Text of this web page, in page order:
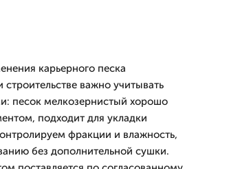
карьерного песка
важно учитывать
песок мелкозернистый хорошо
подходит для укладки
фракции и влажность,
без дополнительной сушки.